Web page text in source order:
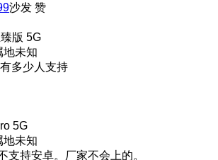
沙发 赞
版 5G
地未知
多少人支持
5G
地未知
支持安卓。厂家不会上的。